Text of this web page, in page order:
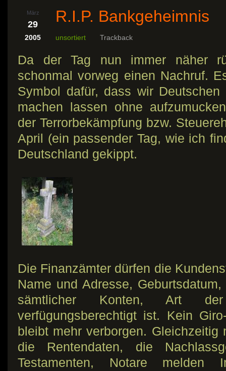
März
29
2005
R.I.P. Bankgeheimnis
unsortiert Trackback
Da der Tag nun immer näher
schonmal vorweg einen Nachruf.
Symbol dafür, dass wir
machen lassen ohne
der Terrorbekämpfung bzw.
April (ein passender Tag, wie ich
Deutschland gekippt.
Die Finanzämter dürfen die
Name und Adresse,
sämtlicher Konten, Art
verfügungsberechtigt ist. Kein
bleibt mehr verborgen. Gleichzeitig
die Rentendaten, die
Testamenten, Notare melden